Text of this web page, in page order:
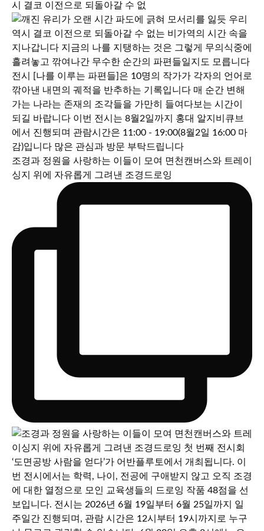
시 결코 이전으로 되돌아갈 수 없
조경과 정원을 사랑하는 이들이 모여 면천캔버스와 트레이
싱지 위에 자유롭게 그려낸 조경드로잉